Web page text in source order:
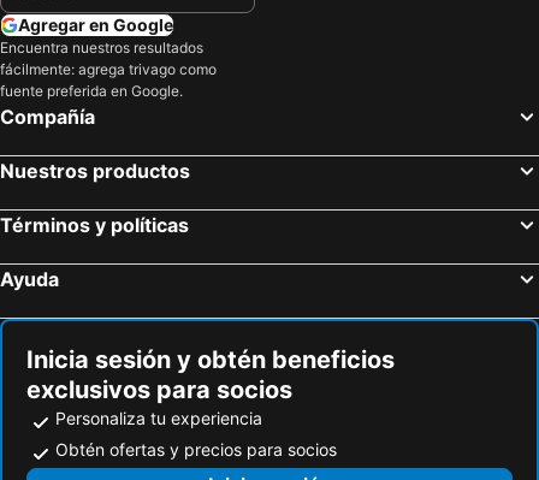
Luleå skärgård
Oulu Harbour
Pallas Ski Center
Olos Ski Center
Agregar en Google
Encuentra nuestros resultados
fácilmente: agrega trivago como
fuente preferida en Google.
Compañía
Nuestros productos
Términos y políticas
Ayuda
Inicia sesión y obtén beneficios
exclusivos para socios
Personaliza tu experiencia
Obtén ofertas y precios para socios